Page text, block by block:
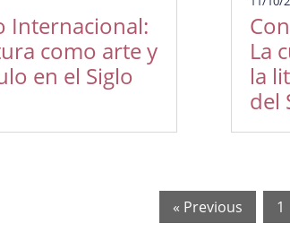
Internacional:
como arte y
en el Siglo
La
la
del
« Previous 1